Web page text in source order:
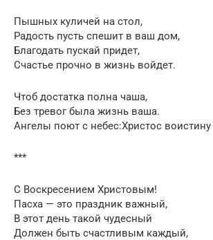
Пышных куличей на стол,
Радость пусть спешит в ваш дом,
Благодать пускай придет,
Счастье прочно в жизнь войдет.
Чтоб достатка полна чаша,
Без тревог была жизнь ваша.
Ангелы поют с небес:Христос воистину
***
С Воскресением Христовым!
Пасха — это праздник важный,
В этот день такой чудесный
Должен быть счастливым каждый,